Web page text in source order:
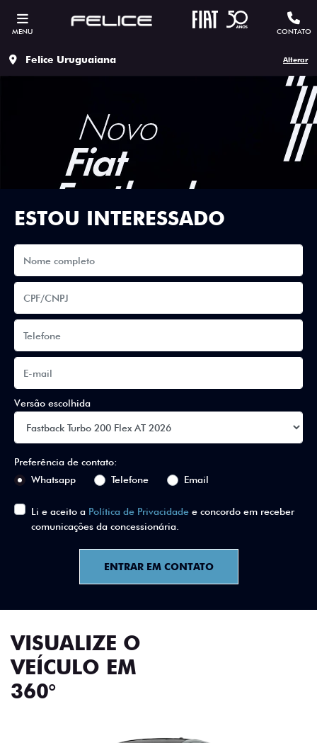
MENU CONTATO
Felice Uruguaiana Alterar
ESTOU INTERESSADO
Versão escolhida
Preferência de contato:
Whatsapp
Telefone Email
Li e aceito a Política de Privacidade e concordo em receber
comunicações da concessionária.
ENTRAR EM CONTATO
VISUALIZE O
VEÍCULO EM
360°